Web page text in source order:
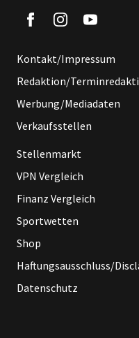
Kontakt/Impressum
Redaktion/
Werbung/Mediadaten
Verkaufsstellen
Stellenmarkt
VPN Vergleich
Finanz Vergleich
Sportwetten
Shop
Haftungsausschluss/
Datenschutz